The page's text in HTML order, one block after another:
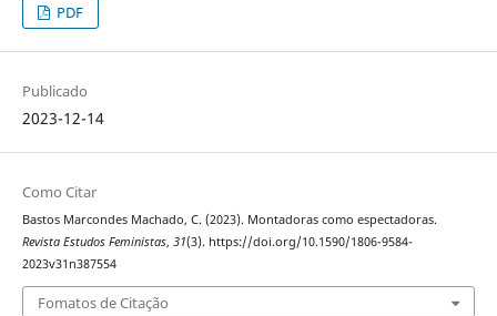
PDF
Publicado
2023-12-14
Como Citar
Bastos Marcondes Machado, C. (2023). Montadoras como espectadoras.
Revista Estudos Feministas, 31(3). https://doi.org/10.1590/1806-9584-
2023v31n387554
Fomatos de Citação